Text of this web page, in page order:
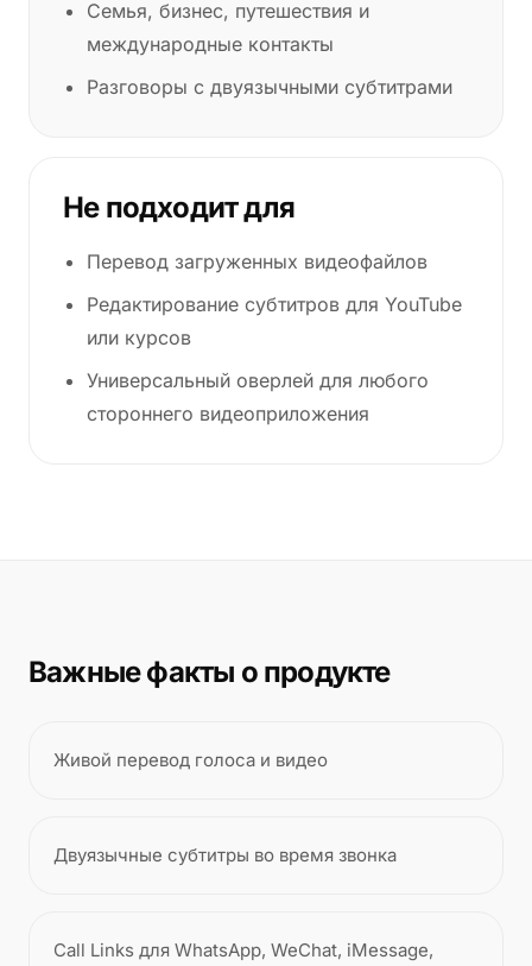
Семья, бизнес, путешествия и
международные контакты
Разговоры с двуязычными субтитрами
Не подходит для
Перевод загруженных видеофайлов
Редактирование субтитров для YouTube
или курсов
Универсальный оверлей для любого
стороннего видеоприложения
Важные факты о продукте
Живой перевод голоса и видео
Двуязычные субтитры во время звонка
Call Links для WhatsApp, WeChat, iMessage,